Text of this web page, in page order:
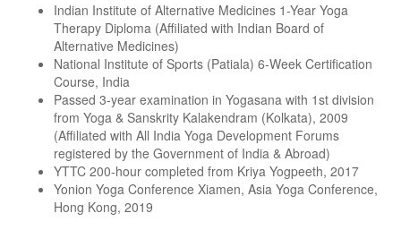
Indian Institute of Alternative Medicines 1-Year Yoga
Therapy Diploma (Affiliated with Indian Board of
Alternative Medicines)
National Institute of Sports (Patiala) 6-Week Certification
Course, India
Passed 3-year examination in Yogasana with 1st division
from Yoga & Sanskrity Kalakendram (Kolkata), 2009
(Affiliated with All India Yoga Development Forums
registered by the Government of India & Abroad)
YTTC 200-hour completed from Kriya Yogpeeth, 2017
Yonion Yoga Conference Xiamen, Asia Yoga Conference,
Hong Kong, 2019